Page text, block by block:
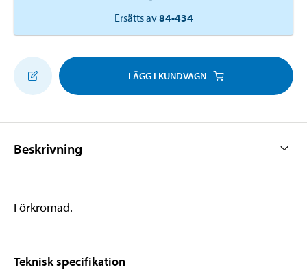
Ersätts av84-434
LÄGG I KUNDVAGN
Beskrivning
Förkromad.
Teknisk specifikation